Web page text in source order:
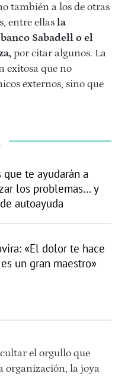
también a los de otras
entre ellas la
Sabadell o el
por citar algunos. La
exitosa que no
externos, sino que
que te ayudarán a
los problemas… y
autoayuda
«El dolor te hace
un gran maestro»
el orgullo que
organización, la joya